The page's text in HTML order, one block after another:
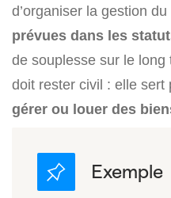
d’organiser la gestion
prévues dans les
de souplesse sur le
doit rester civil : elle sert
gérer ou louer des